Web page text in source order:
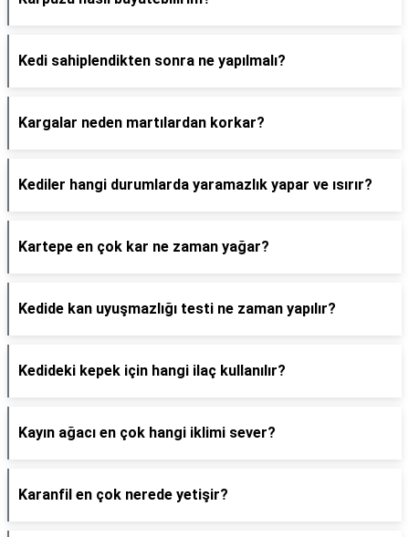
Kedi sahiplendikten sonra ne yapılmalı?
Kargalar neden martılardan korkar?
Kediler hangi durumlarda yaramazlık yapar ve ısırır?
Kartepe en çok kar ne zaman yağar?
Kedide kan uyuşmazlığı testi ne zaman yapılır?
Kedideki kepek için hangi ilaç kullanılır?
Kayın ağacı en çok hangi iklimi sever?
Karanfil en çok nerede yetişir?